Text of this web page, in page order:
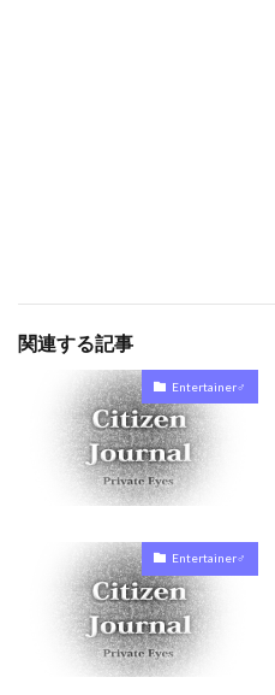
関連する記事
Entertainer♂
Entertainer♂